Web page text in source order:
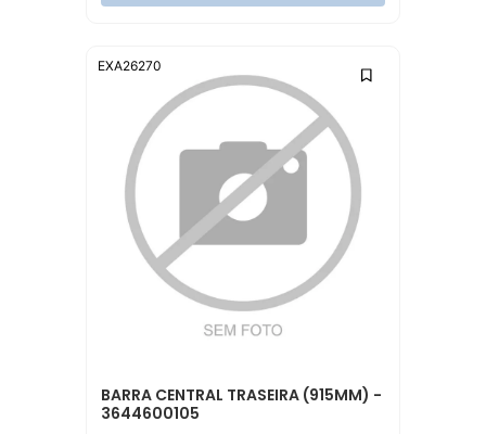
BARRA CENTRAL TRASEIRA (915MM) -
3644600105
EXA26270